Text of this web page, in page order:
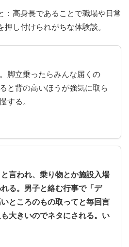
：高身長であることで職場や日常
し付けられがちな体験談。
脚立乗ったらみんな届くの
と背の高いほうが強気に取ら
する。
言われ、乗り物とか施設入場
る。男子と絡む行事で「デ
ところのもの取ってと毎回言
大きいのでネタにされる。い